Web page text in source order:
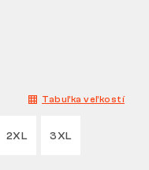
Tabuľka veľkostí
2XL 3XL